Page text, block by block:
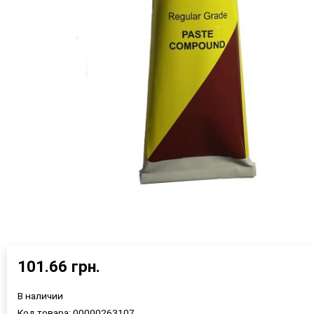
101.66 грн.
В наличии